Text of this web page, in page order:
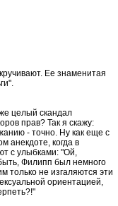
Ее знаменитая
целый скандал
прав? Так я скажу:
- точно. Ну как еще с
анекдоте, когда в
с улыбками: "Ой,
Филипп был немного
только не изгаляются эти
ориентацией,